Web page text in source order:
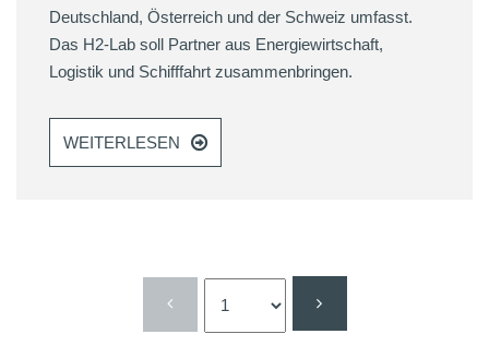
Deutschland, Österreich und der Schweiz umfasst.
Das H2-Lab soll Partner aus Energiewirtschaft,
Logistik und Schifffahrt zusammenbringen.
WEITERLESEN